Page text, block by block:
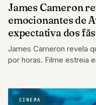
James Cameron
emocionantes de
expectativa dos fãs
James Cameron revela
por horas. Filme estreia
CINEMA